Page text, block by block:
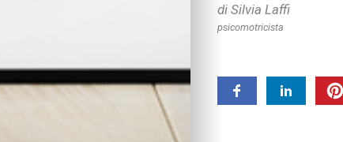
Pelle, occhi & co.
I consigli dei
Ricette
Benessere
di Silvia Laffi
psicomotricista